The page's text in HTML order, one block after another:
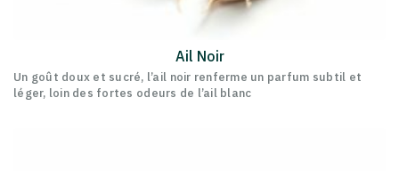
Ail Noir
Un goût doux et sucré, l’ail noir renferme un parfum subtil et
léger, loin des fortes odeurs de l’ail blanc